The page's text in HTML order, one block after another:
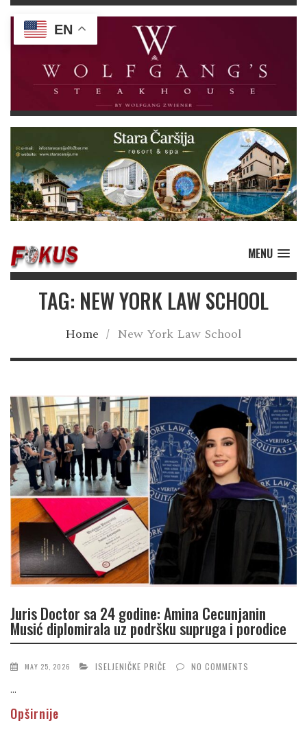
MENU
TAG: NEW YORK LAW SCHOOL
Home / New York Law School
Juris Doctor sa 24 godine: Amina Cecunjanin
Musić diplomirala uz podršku supruga i porodice
MAY 25, 2026 ISELJENIČKE PRIČE NO COMMENTS
...
Opširnije
EN